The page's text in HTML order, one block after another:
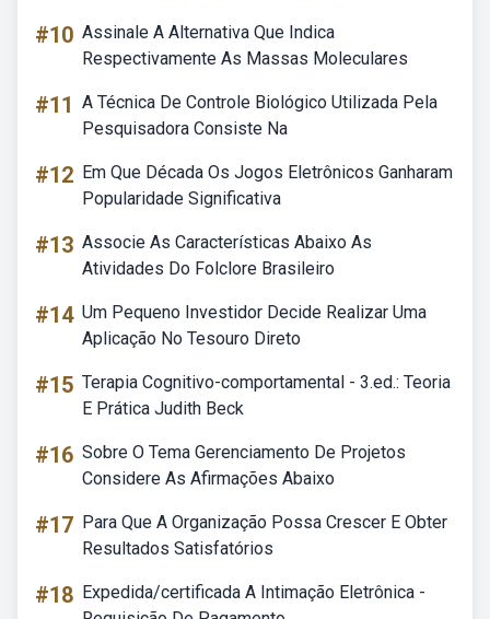
#10 Assinale A Alternativa Que Indica
Respectivamente As Massas Moleculares
#11 A Técnica De Controle Biológico Utilizada Pela
Pesquisadora Consiste Na
#12 Em Que Década Os Jogos Eletrônicos Ganharam
Popularidade Significativa
#13 Associe As Características Abaixo As
Atividades Do Folclore Brasileiro
#14 Um Pequeno Investidor Decide Realizar Uma
Aplicação No Tesouro Direto
#15 Terapia Cognitivo-comportamental - 3.ed.: Teoria
E Prática Judith Beck
#16 Sobre O Tema Gerenciamento De Projetos
Considere As Afirmações Abaixo
#17 Para Que A Organização Possa Crescer E Obter
Resultados Satisfatórios
#18 Expedida/certificada A Intimação Eletrônica -